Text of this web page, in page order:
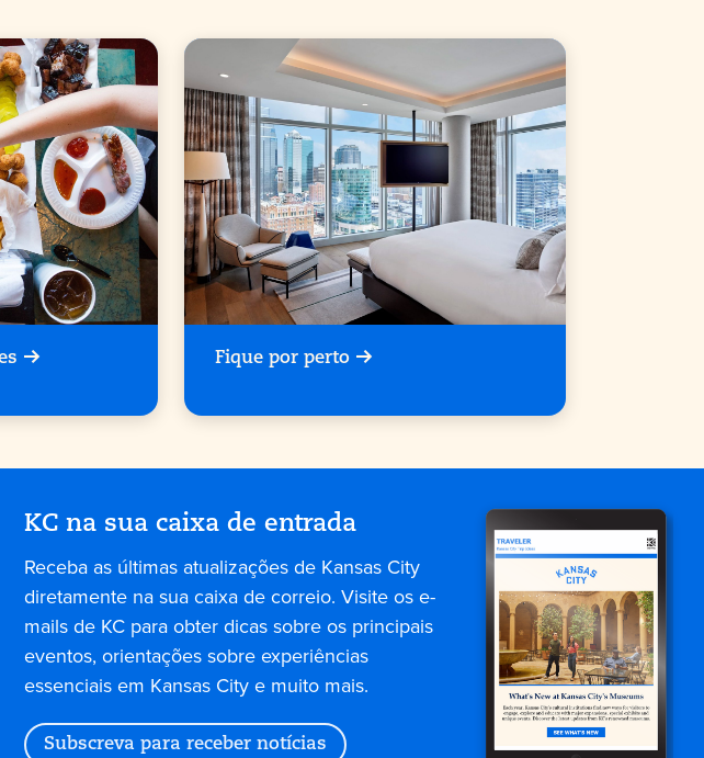
Fique por perto
KC na sua caixa de entrada
Receba as últimas atualizações de Kansas City
diretamente na sua caixa de correio. Visite os e-
mails de KC para obter dicas sobre os principais
eventos, orientações sobre experiências
essenciais em Kansas City e muito mais.
Subscreva para receber notícias